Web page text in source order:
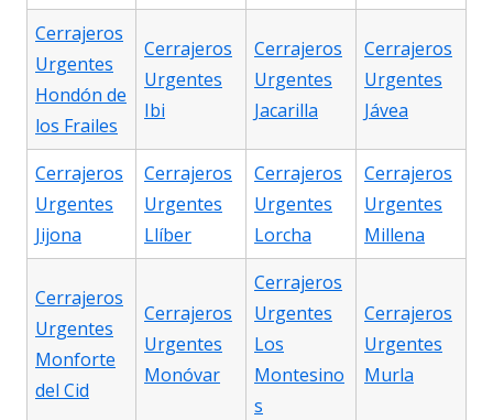
Cerrajeros
Urgentes
Hondón de
los Frailes
Cerrajeros
Urgentes
Ibi
Cerrajeros
Urgentes
Jacarilla
Cerrajeros
Urgentes
Jávea
Cerrajeros
Urgentes
Jijona
Cerrajeros
Urgentes
Llíber
Cerrajeros
Urgentes
Lorcha
Cerrajeros
Urgentes
Millena
Cerrajeros
Urgentes
Monforte
del Cid
Cerrajeros
Urgentes
Monóvar
Cerrajeros
Urgentes
Los
Montesino
s
Cerrajeros
Urgentes
Murla